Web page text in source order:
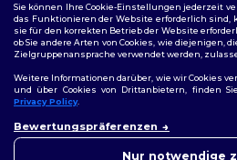
Allgemeine Geschäftsbedingungen
Datenschutzbestimmungen|Cookie-
Folge uns
Sie können Ihre Cookie-Einstellungen jederzeit
das Funktionieren der Website erforderlich sind,
sie für den korrekten Betrieb der Website
ob Sie andere Arten von Cookies, wie diejenigen,
Zielgruppenansprache verwendet werden,
Weitere Informationen darüber, wie wir Cookies
und über Cookies von Drittanbietern, finden
Privacy Policy.
Bewertungspräferenzen
Nur notwendige